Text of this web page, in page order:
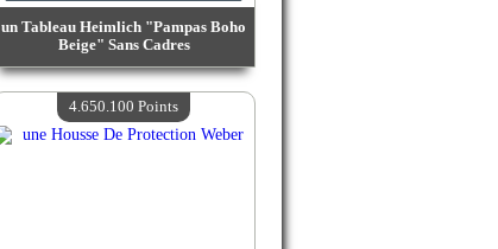
un Tableau Heimlich "Pampas Boho
Beige" Sans Cadres
Valeur :4 917 800 Points
Quantité Disponible :4
4.650.100 Points